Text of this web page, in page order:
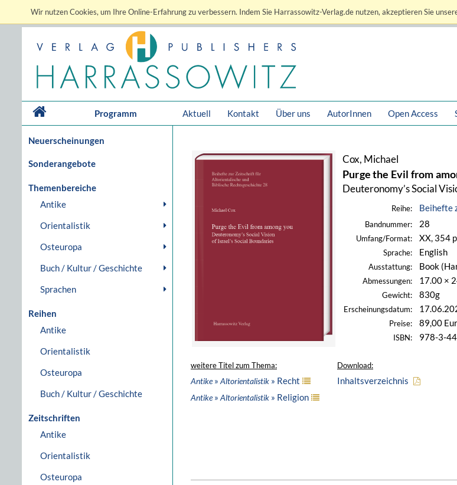
Wir nutzen Cookies, um Ihre Online-Erfahrung zu verbessern. Indem Sie Harrassowitz-Verlag.de nutzen, akzeptieren Sie
Programm Aktuell Kontakt Über uns AutorInnen Open Access
Neuerscheinungen
Sonderangebote
Themenbereiche
Antike
Orientalistik
Osteuropa
Buch / Kultur / Geschichte
Sprachen
Reihen
Antike
Orientalistik
Osteuropa
Buch / Kultur / Geschichte
Zeitschriften
Antike
Orientalistik
Osteuropa
Cox, Michael
Purge the Evil from
Deuteronomy’s Social
Reihe: Beihefte
Bandnummer: 28
Umfang/Format: XX, 354
Sprache: English
Ausstattung: Book
Abmessungen: 17.00 ×
Gewicht: 830g
Erscheinungsdatum:
Preise: 89,00
ISBN: 978-3-
weitere Titel zum Thema:
Antike» Altorientalistik » Recht
Antike» Altorientalistik » Religion
Download:
Inhaltsverzeichnis